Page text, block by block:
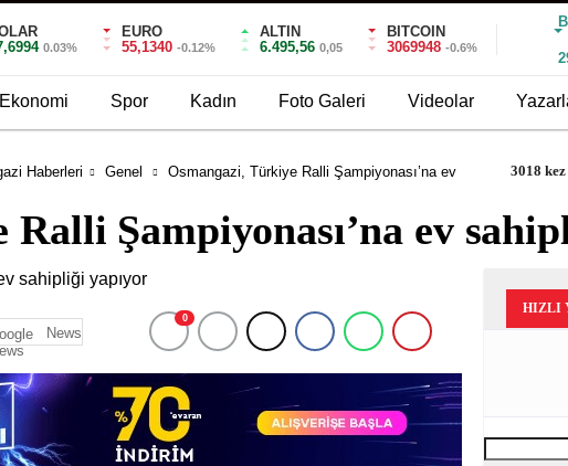
0.03%
EURO
55,1340 -0.12%
ALTIN
6.495,56 0,05
BITCOIN
3069948 -0.6%
Ekonomi Spor Kadın Foto Galeri Videolar
Haberleri Genel
Osmangazi, Türkiye Ralli Şampiyonası’na ev
3018
Şampiyonası’na ev
News
0
HIZLI